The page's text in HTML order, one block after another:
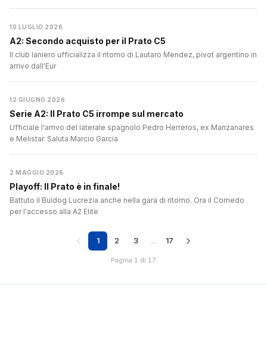
10 LUGLIO 2026
A2: Secondo acquisto per il Prato C5
Il club laniero ufficializza il ritorno di Lautaro Mendez, pivot argentino in
arrivo dall'Eur
12 GIUGNO 2026
Serie A2: Il Prato C5 irrompe sul mercato
Ufficiale l'arrivo del laterale spagnolo Pedro Herreros, ex Manzanares
e Melistar. Saluta Marcio Garcia
2 MAGGIO 2026
Playoff: Il Prato è in finale!
Battuto il Buldog Lucrezia anche nella gara di ritorno. Ora il Cornedo
per l'accesso alla A2 Elite
1 2 3 … 17
Pagina 1 di 17